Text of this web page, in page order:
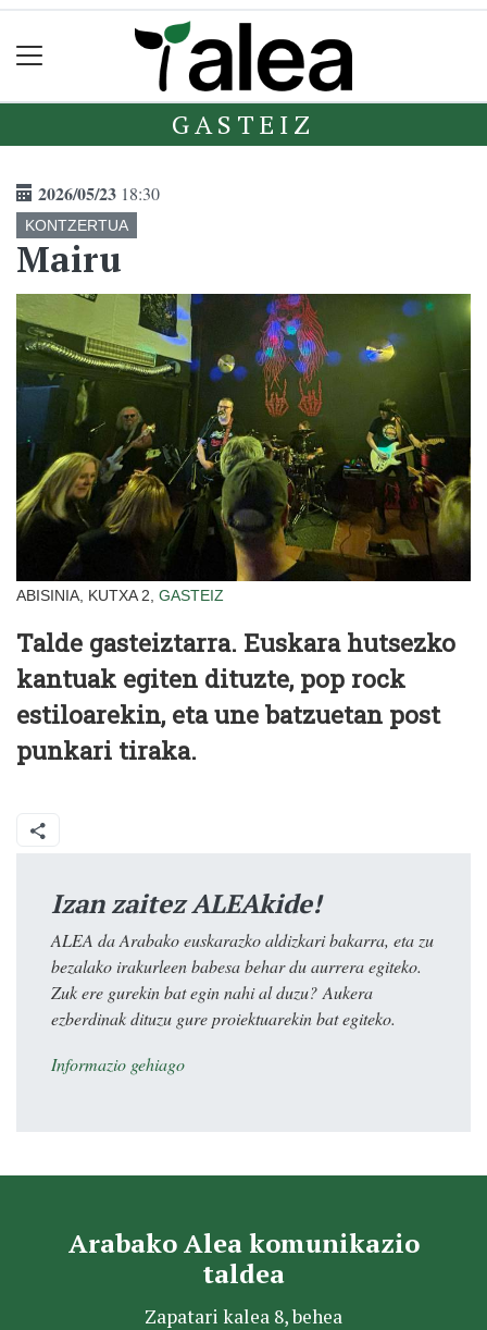
GASTEIZ
2026/05/23 18:30
KONTZERTUA
Mairu
ABISINIA, KUTXA 2, GASTEIZ
Talde gasteiztarra. Euskara hutsezko
kantuak egiten dituzte, pop rock
estiloarekin, eta une batzuetan post
punkari tiraka.
Izan zaitez ALEAkide!
ALEA da Arabako euskarazko aldizkari bakarra, eta zu
bezalako irakurleen babesa behar du aurrera egiteko.
Zuk ere gurekin bat egin nahi al duzu? Aukera
ezberdinak dituzu gure proiektuarekin bat egiteko.
Informazio gehiago
Arabako Alea komunikazio
taldea
Zapatari kalea 8, behea